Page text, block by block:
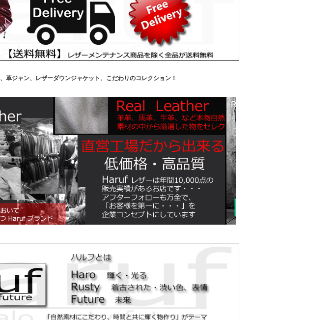
革ジャン、レザーダウンジャケット、こだわりのコレクション！